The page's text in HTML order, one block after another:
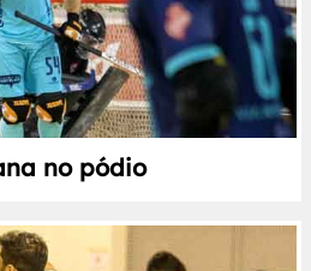
no pódio